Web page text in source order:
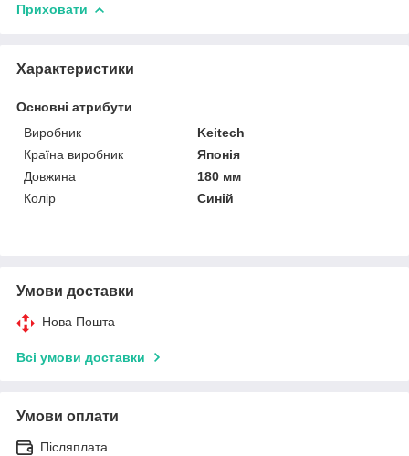
Приховати
Характеристики
Основні атрибути
Виробник
Keitech
Країна виробник
Японія
Довжина
180 мм
Колір
Синій
Умови доставки
Нова Пошта
Всі умови доставки
Умови оплати
Післяплата